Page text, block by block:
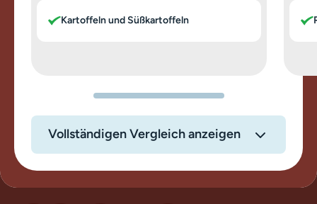
Kartoffeln und Süßkartoffeln
Vollständigen Vergleich anzeigen